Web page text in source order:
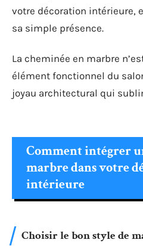
votre décoration intérieure,
sa simple présence.
La cheminée en marbre
élément fonctionnel du
joyau architectural qui
Comment intégrer
marbre dans votre
intérieure
Choisir le bon style de